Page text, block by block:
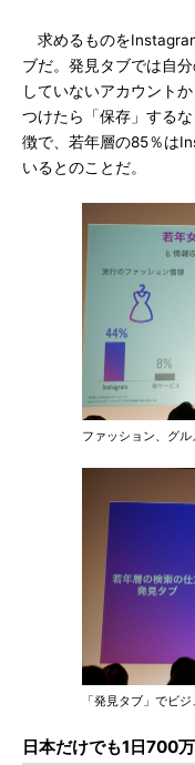
求めるものを
ブだ。発見タブでは自
していないアカウント
つけたら「保存」する
徴で、若年層の85％は
いるとのことだ。
ファッション、グ
「発見タブ」でビ
日本だけでも1日700